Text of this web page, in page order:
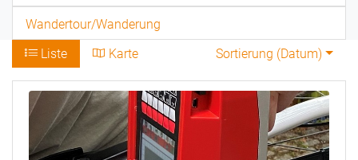
Wandertour/Wanderung
Liste
Karte Sortierung (Datum)